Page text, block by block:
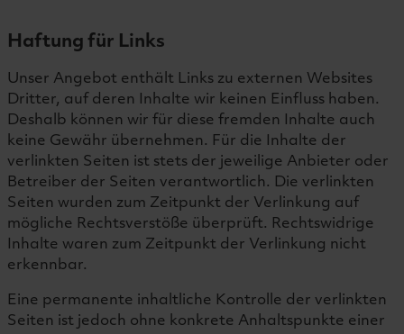
Haftung für Links
Unser Angebot enthält Links zu externen Websites
Dritter, auf deren Inhalte wir keinen Einfluss haben.
Deshalb können wir für diese fremden Inhalte auch
keine Gewähr übernehmen. Für die Inhalte der
verlinkten Seiten ist stets der jeweilige Anbieter oder
Betreiber der Seiten verantwortlich. Die verlinkten
Seiten wurden zum Zeitpunkt der Verlinkung auf
mögliche Rechtsverstöße überprüft. Rechtswidrige
Inhalte waren zum Zeitpunkt der Verlinkung nicht
erkennbar.
Eine permanente inhaltliche Kontrolle der verlinkten
Seiten ist jedoch ohne konkrete Anhaltspunkte einer